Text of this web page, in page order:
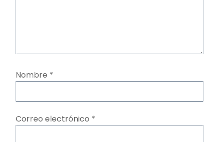
Nombre *
Correo electrónico *